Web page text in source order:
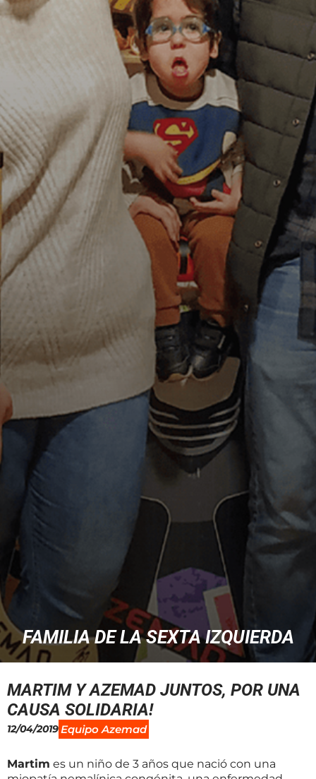
FAMILIA DE LA SEXTA IZQUIERDA
MARTIM Y AZEMAD JUNTOS, POR UNA
CAUSA SOLIDARIA!
12/04/2019Equipo Azemad
Martim es un niño de 3 años que nació con una